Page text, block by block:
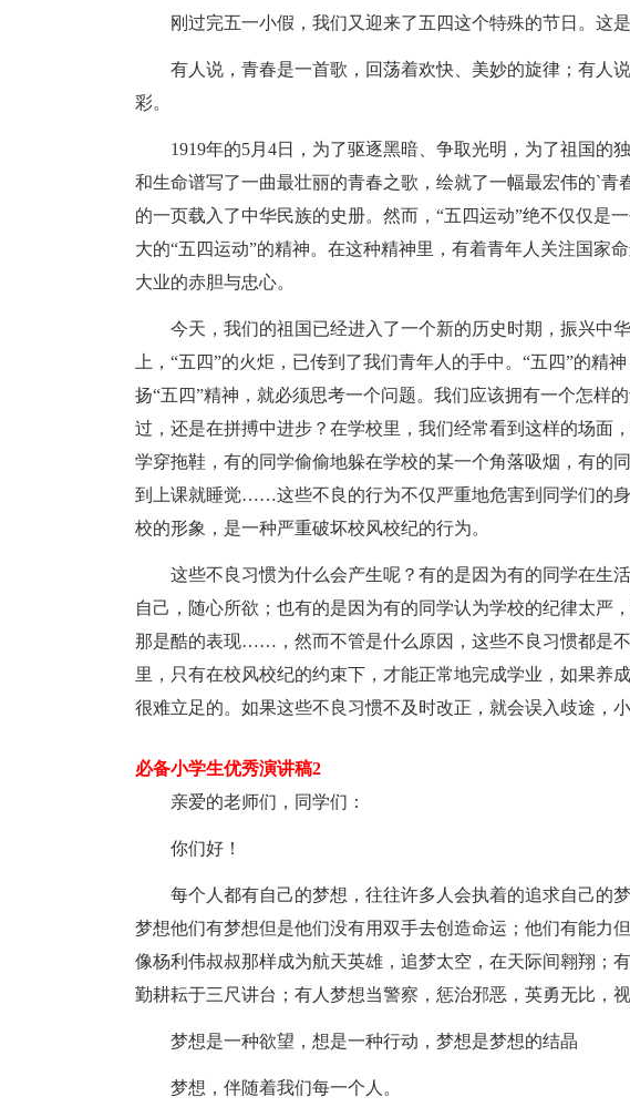
刚过完五一小假，我们又迎来了五四这个特殊的节日。这
有人说，青春是一首歌，回荡着欢快、美妙的旋律；有人
彩。
1919年的5月4日，为了驱逐黑暗、争取光明，为了祖国的
和生命谱写了一曲最壮丽的青春之歌，绘就了一幅最宏伟的`青
的一页载入了中华民族的史册。然而，“五四运动”绝不仅仅是
大的“五四运动”的精神。在这种精神里，有着青年人关注国家
大业的赤胆与忠心。
今天，我们的祖国已经进入了一个新的历史时期，振兴中
上，“五四”的火炬，已传到了我们青年人的手中。“五四”的精
扬“五四”精神，就必须思考一个问题。我们应该拥有一个怎样
过，还是在拼搏中进步？在学校里，我们经常看到这样的场面
学穿拖鞋，有的同学偷偷地躲在学校的某一个角落吸烟，有的
到上课就睡觉……这些不良的行为不仅严重地危害到同学们的
校的形象，是一种严重破坏校风校纪的行为。
这些不良习惯为什么会产生呢？有的是因为有的同学在生
自己，随心所欲；也有的是因为有的同学认为学校的纪律太严
那是酷的表现……，然而不管是什么原因，这些不良习惯都是
里，只有在校风校纪的约束下，才能正常地完成学业，如果养
很难立足的。如果这些不良习惯不及时改正，就会误入歧途，小
必备小学生优秀演讲稿2
亲爱的老师们，同学们：
你们好！
每个人都有自己的梦想，往往许多人会执着的追求自己的
梦想他们有梦想但是他们没有用双手去创造命运；他们有能力
像杨利伟叔叔那样成为航天英雄，追梦太空，在天际间翱翔；
勤耕耘于三尺讲台；有人梦想当警察，惩治邪恶，英勇无比，
梦想是一种欲望，想是一种行动，梦想是梦想的结晶
梦想，伴随着我们每一个人。